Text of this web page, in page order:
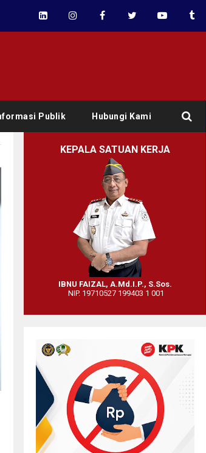
Publik Hubungi Kami
KEPALA SATUAN KERJA
IBNU FAIZAL, A.Md.I.P., S.Sos.
NIP. 19710527 199403 1 001